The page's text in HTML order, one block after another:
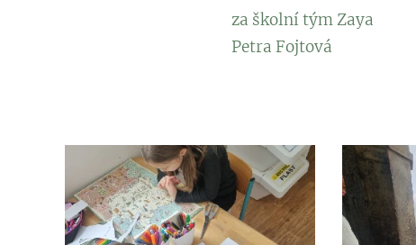
za školní tým Zaya
Petra Fojtová